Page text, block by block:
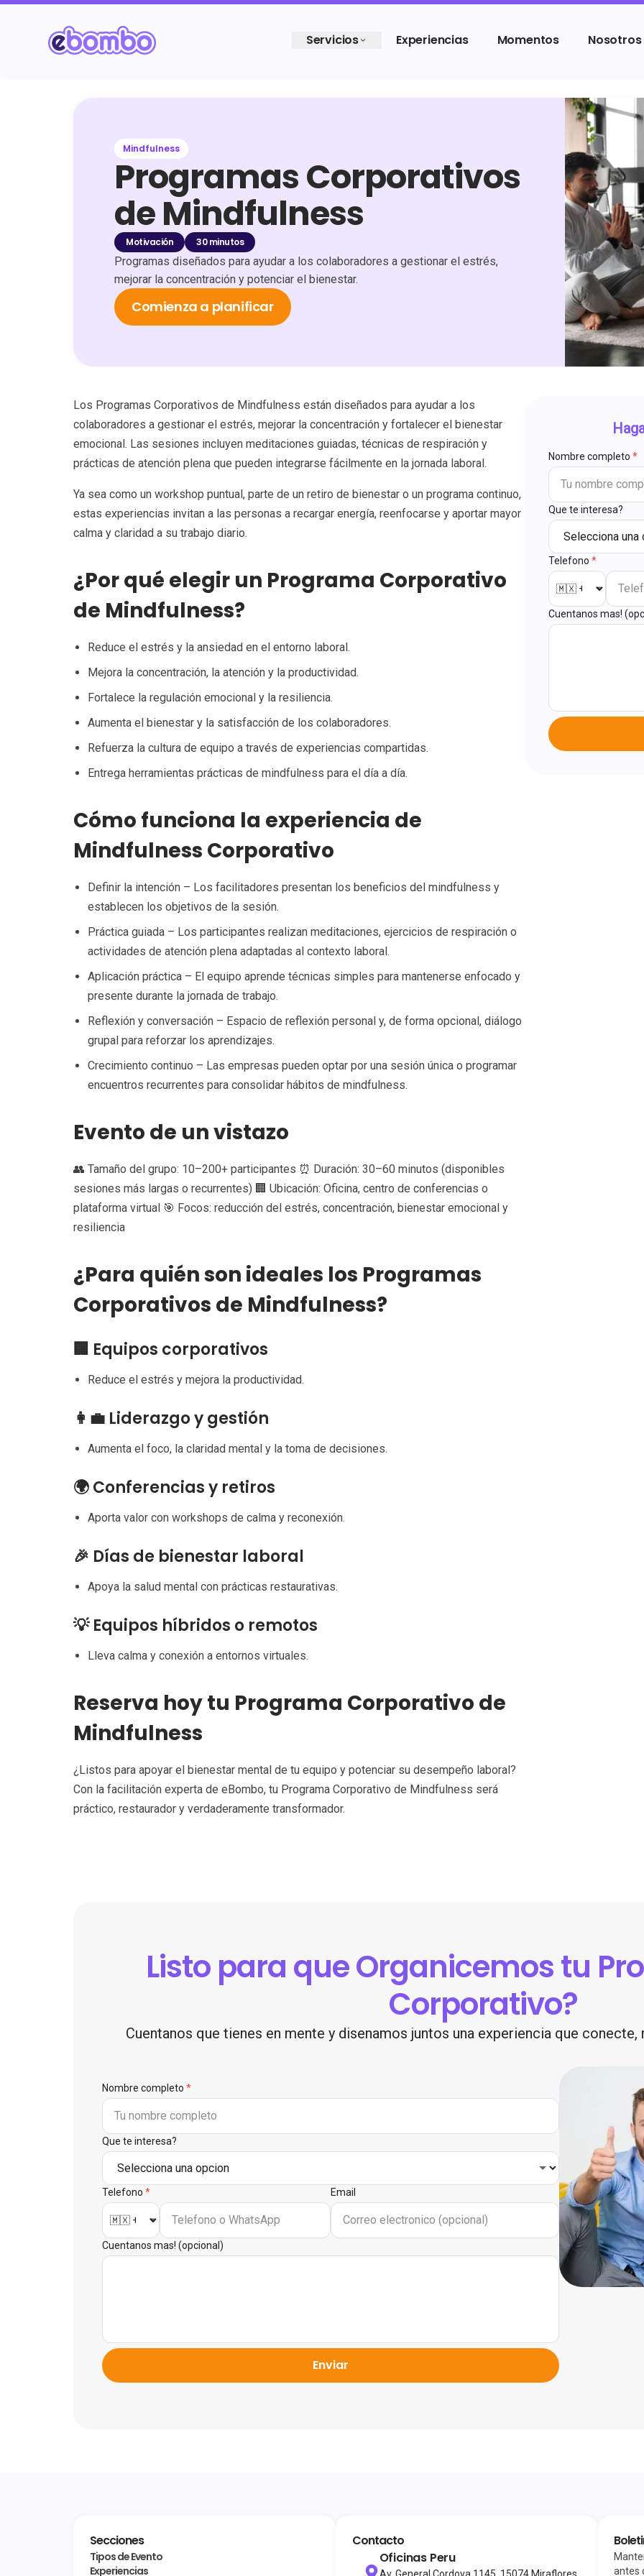
Servicios Experiencias Momentos Nosotros
Mindfulness
Programas Corporativos
de Mindfulness
Motivación 30 minutos
Programas diseñados para ayudar a los colaboradores a gestionar el estrés,
mejorar la concentración y potenciar el bienestar.
Comienza a planificar
Los Programas Corporativos de Mindfulness están diseñados para ayudar a los
colaboradores a gestionar el estrés, mejorar la concentración y fortalecer el bienestar
emocional. Las sesiones incluyen meditaciones guiadas, técnicas de respiración y
prácticas de atención plena que pueden integrarse fácilmente en la jornada laboral.
Ya sea como un workshop puntual, parte de un retiro de bienestar o un programa continuo,
estas experiencias invitan a las personas a recargar energía, reenfocarse y aportar mayor
calma y claridad a su trabajo diario.
¿Por qué elegir un Programa Corporativo
de Mindfulness?
Reduce el estrés y la ansiedad en el entorno laboral.
Mejora la concentración, la atención y la productividad.
Fortalece la regulación emocional y la resiliencia.
Aumenta el bienestar y la satisfacción de los colaboradores.
Refuerza la cultura de equipo a través de experiencias compartidas.
Entrega herramientas prácticas de mindfulness para el día a día.
Cómo funciona la experiencia de
Mindfulness Corporativo
Definir la intención – Los facilitadores presentan los beneficios del mindfulness y
establecen los objetivos de la sesión.
Práctica guiada – Los participantes realizan meditaciones, ejercicios de respiración o
actividades de atención plena adaptadas al contexto laboral.
Aplicación práctica – El equipo aprende técnicas simples para mantenerse enfocado y
presente durante la jornada de trabajo.
Reflexión y conversación – Espacio de reflexión personal y, de forma opcional, diálogo
grupal para reforzar los aprendizajes.
Crecimiento continuo – Las empresas pueden optar por una sesión única o programar
encuentros recurrentes para consolidar hábitos de mindfulness.
Evento de un vistazo
👥 Tamaño del grupo: 10–200+ participantes ⏰ Duración: 30–60 minutos (disponibles
sesiones más largas o recurrentes) 🏢 Ubicación: Oficina, centro de conferencias o
plataforma virtual 🎯 Focos: reducción del estrés, concentración, bienestar emocional y
resiliencia
¿Para quién son ideales los Programas
Corporativos de Mindfulness?
🏢 Equipos corporativos
Reduce el estrés y mejora la productividad.
👩‍💼 Liderazgo y gestión
Aumenta el foco, la claridad mental y la toma de decisiones.
🌍 Conferencias y retiros
Aporta valor con workshops de calma y reconexión.
🎉 Días de bienestar laboral
Apoya la salud mental con prácticas restaurativas.
💡 Equipos híbridos o remotos
Lleva calma y conexión a entornos virtuales.
Reserva hoy tu Programa Corporativo de
Mindfulness
¿Listos para apoyar el bienestar mental de tu equipo y potenciar su desempeño laboral?
Con la facilitación experta de eBombo, tu Programa Corporativo de Mindfulness será
práctico, restaurador y verdaderamente transformador.
Nombre completo *
Que te interesa?
Telefono *
Cuentanos mas!
Listo para que Organicemos tu
Corporativo?
Cuentanos que tienes en mente y disenamos juntos una experiencia que
Nombre completo *
Que te interesa?
Telefono * Email
Cuentanos mas! (opcional)
Enviar
Secciones
Tipos de Evento
Experiencias
Contacto
Oficinas Peru
Av. General Cordova 1145, 15074 Miraflores,
antes